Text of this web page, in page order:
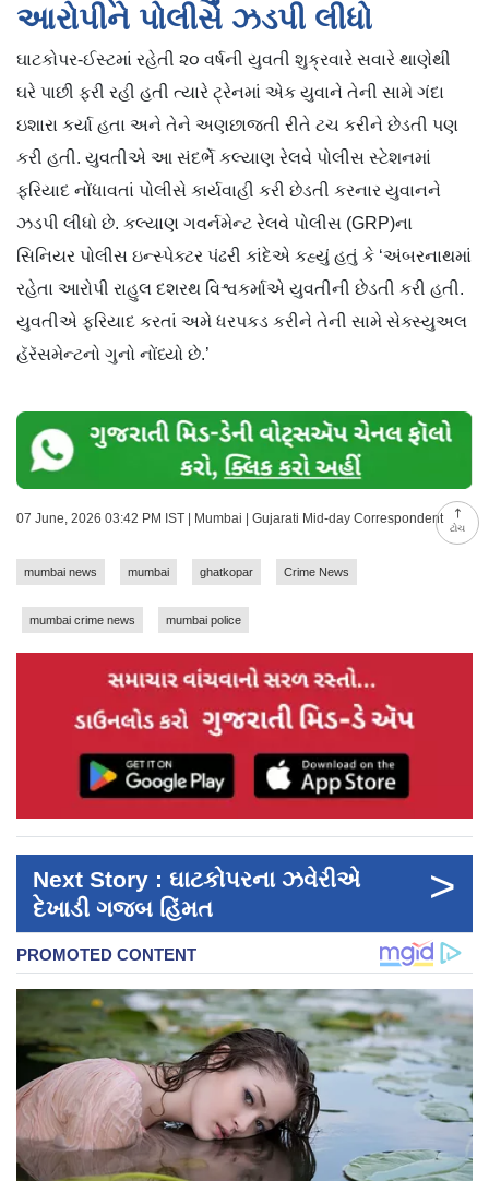
ટોચ
આરોપીને પોલીસે ઝડપી લીધો
ઘાટકોપર-ઈસ્ટમાં રહેતી ૨૦ વર્ષની યુવતી શુક્રવારે સવારે થાણેથી
ઘરે પાછી ફરી રહી હતી ત્યારે ટ્રેનમાં એક યુવાને તેની સામે ગંદા
ઇશારા કર્યા હતા અને તેને અણછાજતી રીતે ટચ કરીને છેડતી પણ
કરી હતી. યુવતીએ આ સંદર્ભે કલ્યાણ રેલવે પોલીસ સ્ટેશનમાં
ફરિયાદ નોંધાવતાં પોલીસે કાર્યવાહી કરી છેડતી કરનાર યુવાનને
ઝડપી લીધો છે. કલ્યાણ ગવર્નમેન્ટ રેલવે પોલીસ (GRP)ના
સિનિયર પોલીસ ઇન્સ્પેક્ટર પંઢરી કાંદેએ કહ્યું હતું કે ‘અંબરનાથમાં
રહેતા આરોપી રાહુલ દશરથ વિશ્વકર્માએ યુવતીની છેડતી કરી હતી.
યુવતીએ ફરિયાદ કરતાં અમે ધરપકડ કરીને તેની સામે સેક્સ્યુઅલ
હૅરૅસમેન્ટનો ગુનો નોંધ્યો છે.’
07 June, 2026 03:42 PM IST | Mumbai | Gujarati Mid-day Correspondent
mumbai news mumbai ghatkopar Crime News
mumbai crime news mumbai police
Next Story : ઘાટકોપરના ઝવેરીએ
દેખાડી ગજબ હિંમત
>